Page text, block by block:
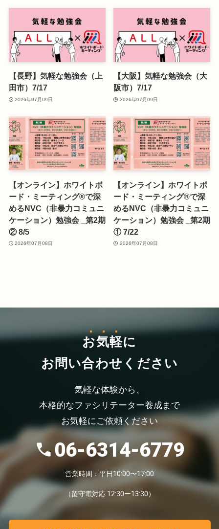
【長野】気軽な勉強会（上
田市）7/17
2026年07月09日
【大阪】気軽な勉強会（大
阪市）7/17
2026年07月09日
【オンライン】ホワイトボ
ード・ミーティング®で深
めるNVC（非暴力コミュニ
ケーション）勉強会 _第2期
② 8/5
2026年07月08日
【オンライン】ホワイトボ
ード・ミーティング®で深
めるNVC（非暴力コミュニ
ケーション）勉強会 _第2期
① 7/22
2026年07月08日
お気軽に
お問い合わせください
気軽な体験から、
本格的なファシリテーター養成まで
お気軽にご依頼ください
06-6314-6779
営業時間：平日10:00〜17:00
（留守電対応 12:30ー13:30）